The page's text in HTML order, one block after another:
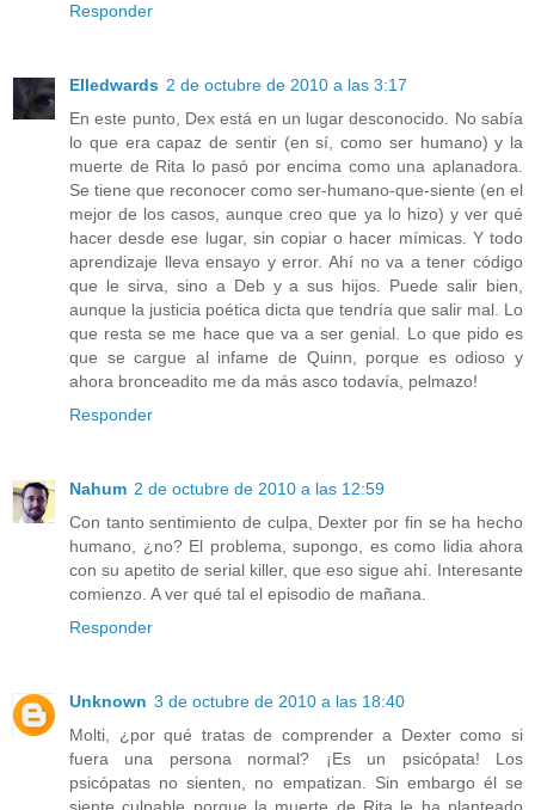
Responder
Elledwards 2 de octubre de 2010 a las 3:17
En este punto, Dex está en un lugar desconocido. No sabía
lo que era capaz de sentir (en sí, como ser humano) y la
muerte de Rita lo pasó por encima como una aplanadora.
Se tiene que reconocer como ser-humano-que-siente (en el
mejor de los casos, aunque creo que ya lo hizo) y ver qué
hacer desde ese lugar, sin copiar o hacer mímicas. Y todo
aprendizaje lleva ensayo y error. Ahí no va a tener código
que le sirva, sino a Deb y a sus hijos. Puede salir bien,
aunque la justicia poética dicta que tendría que salir mal. Lo
que resta se me hace que va a ser genial. Lo que pido es
que se cargue al infame de Quinn, porque es odioso y
ahora bronceadito me da más asco todavía, pelmazo!
Responder
Nahum 2 de octubre de 2010 a las 12:59
Con tanto sentimiento de culpa, Dexter por fin se ha hecho
humano, ¿no? El problema, supongo, es como lidia ahora
con su apetito de serial killer, que eso sigue ahí. Interesante
comienzo. A ver qué tal el episodio de mañana.
Responder
Unknown 3 de octubre de 2010 a las 18:40
Molti, ¿por qué tratas de comprender a Dexter como si
fuera una persona normal? ¡Es un psicópata! Los
psicópatas no sienten, no empatizan. Sin embargo él se